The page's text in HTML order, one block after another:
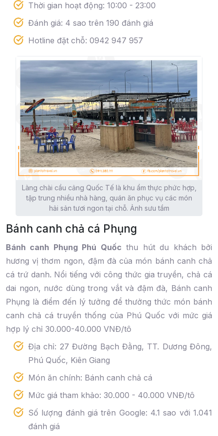
Thời gian hoạt động: 10:00 - 23:00
Đánh giá: 4 sao trên 190 đánh giá
Hotline đặt chỗ: 0942 947 957
Làng chài cầu cảng Quốc Tế là khu ẩm thực phức hợp,
tập trung nhiều nhà hàng, quán ăn phục vụ các món
hải sản tươi ngon tại chỗ. Ảnh sưu tầm
Bánh canh chả cá Phụng
Bánh canh Phụng Phú Quốc thu hút du khách bởi
hương vị thơm ngon, đậm đà của món bánh canh chả
cá trứ danh. Nổi tiếng với công thức gia truyền, chả cá
dai ngon, nước dùng trong vắt và đậm đà, Bánh canh
Phụng là điểm đến lý tưởng để thưởng thức món bánh
canh chả cá truyền thống của Phú Quốc với mức giá
hợp lý chỉ 30.000-40.000 VNĐ/tô
Địa chỉ: 27 Đường Bạch Đằng, TT. Dương Đông,
Phú Quốc, Kiên Giang
Món ăn chính: Bánh canh chả cá
Mức giá tham khảo: 30.000 - 40.000 VNĐ/tô
Số lượng đánh giá trên Google: 4.1 sao với 1.041
đánh giá